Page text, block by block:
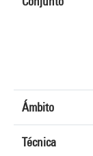
Ámbito
Técnica